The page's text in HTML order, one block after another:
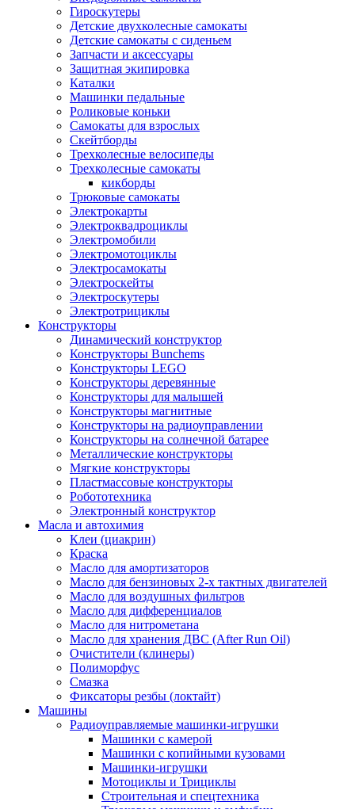
Гироскутеры
Детские двухколесные самокаты
Детские самокаты с сиденьем
Запчасти и аксессуары
Защитная экипировка
Каталки
Машинки педальные
Роликовые коньки
Самокаты для взрослых
Скейтборды
Трехколесные велосипеды
Трехколесные самокаты
кикборды
Трюковые самокаты
Электрокарты
Электроквадроциклы
Электромобили
Электромотоциклы
Электросамокаты
Электроскейты
Электроскутеры
Электротрициклы
Конструкторы
Динамический конструктор
Конструкторы Bunchems
Конструкторы LEGO
Конструкторы деревянные
Конструкторы для малышей
Конструкторы магнитные
Конструкторы на радиоуправлении
Конструкторы на солнечной батарее
Металлические конструкторы
Мягкие конструкторы
Пластмассовые конструкторы
Робототехника
Электронный конструктор
Масла и автохимия
Клеи (циакрин)
Краска
Масло для амортизаторов
Масло для бензиновых 2-х тактных двигателей
Масло для воздушных фильтров
Масло для дифференциалов
Масло для нитрометана
Масло для хранения ДВС (After Run Oil)
Очистители (клинеры)
Полиморфус
Смазка
Фиксаторы резбы (локтайт)
Машины
Радиоуправляемые машинки-игрушки
Машинки с камерой
Машинки с копийными кузовами
Машинки-игрушки
Мотоциклы и Трициклы
Строительная и спецтехника